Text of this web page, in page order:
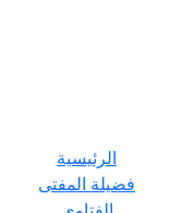
الرئيسية
فضيلة المفتى